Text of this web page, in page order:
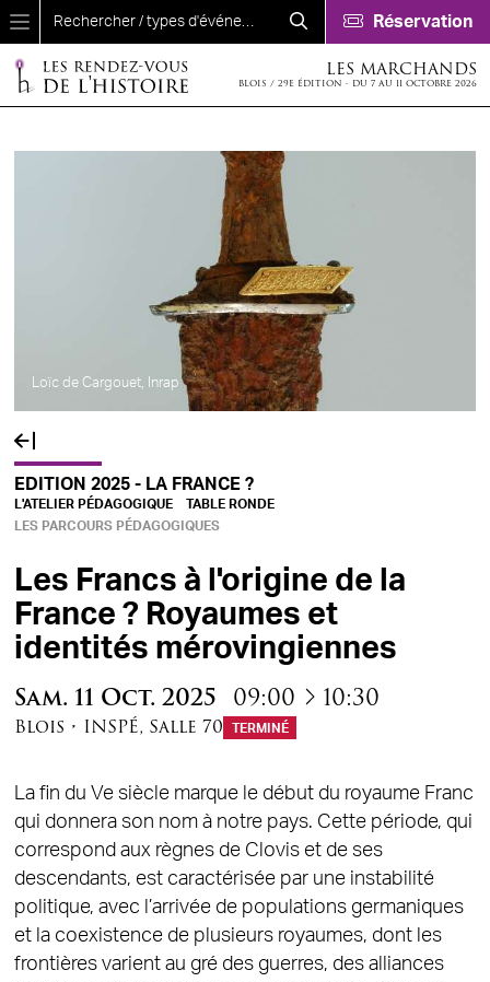
Aller au contenu principal
Réservation
LES MARCHANDS
BLOIS / 29E ÉDITION - DU 7 AU 11 OCTOBRE 2026
Loïc de Cargouet, Inrap
EDITION 2025 - LA FRANCE ?
L'ATELIER PÉDAGOGIQUE
TABLE RONDE
LES PARCOURS PÉDAGOGIQUES
Les Francs à l'origine de la
France ? Royaumes et
identités mérovingiennes
Sam. 11 Oct. 2025 09:00 à10:30
Blois • INSPÉ, Salle 70 TERMINÉ
La fin du Ve siècle marque le début du royaume Franc
qui donnera son nom à notre pays. Cette période, qui
correspond aux règnes de Clovis et de ses
descendants, est caractérisée par une instabilité
politique, avec l’arrivée de populations germaniques
et la coexistence de plusieurs royaumes, dont les
frontières varient au gré des guerres, des alliances